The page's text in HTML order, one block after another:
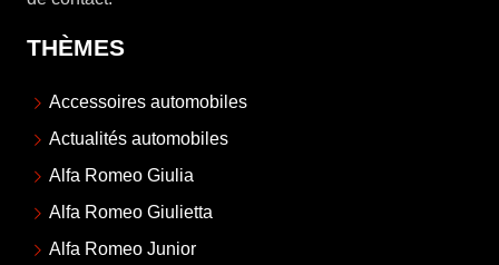
THÈMES
Accessoires automobiles
Actualités automobiles
Alfa Romeo Giulia
Alfa Romeo Giulietta
Alfa Romeo Junior